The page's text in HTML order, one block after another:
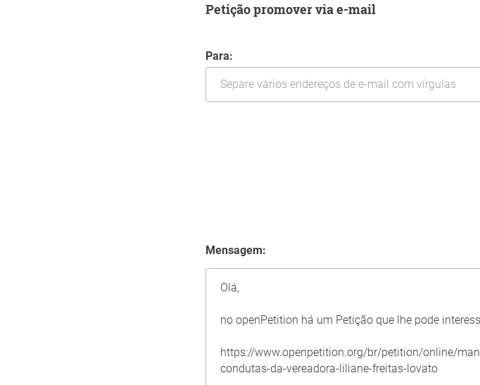
Petição promover via e-mail
Para:
Mensagem: